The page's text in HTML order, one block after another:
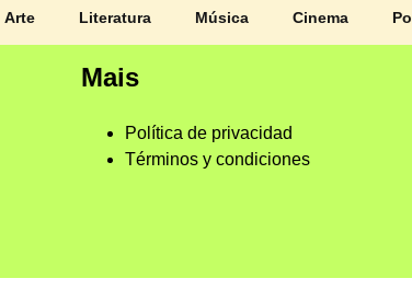
Arte Literatura Música Cinema
Mais
Política de privacidad
Términos y condiciones